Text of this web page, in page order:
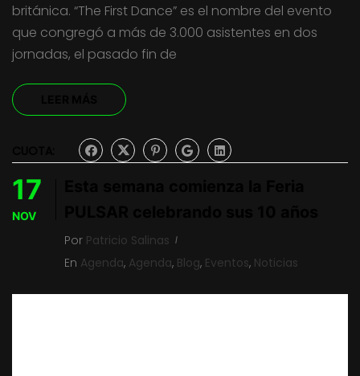
británica. “The First Dance” es el nombre del evento
que congregó a más de 3.000 asistentes en dos
jornadas, el pasado fin de
17
NOV
Por Patricio Salinas
En Agenda, Agenda, Blog, Eventos, Noticias